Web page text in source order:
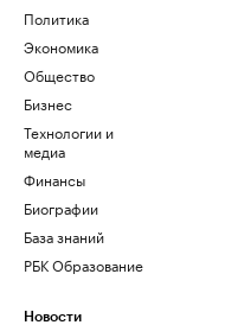
Политика
Экономика
Общество
Бизнес
Технологии и
медиа
Финансы
Биографии
База знаний
РБК Образование
Новости